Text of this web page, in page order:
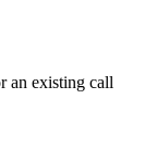
an existing call